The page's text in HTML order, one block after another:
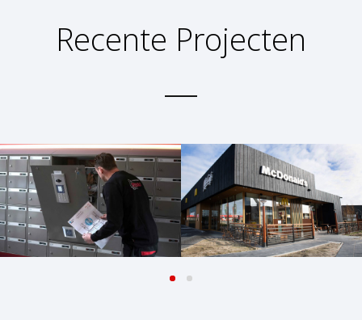
Recente Projecten
PROJECT:
INTERCOMINSTALLATIE
WOONTOREN
Woningbouw
PROJECT: MCDONALD’S DEN
HOORN
Retail